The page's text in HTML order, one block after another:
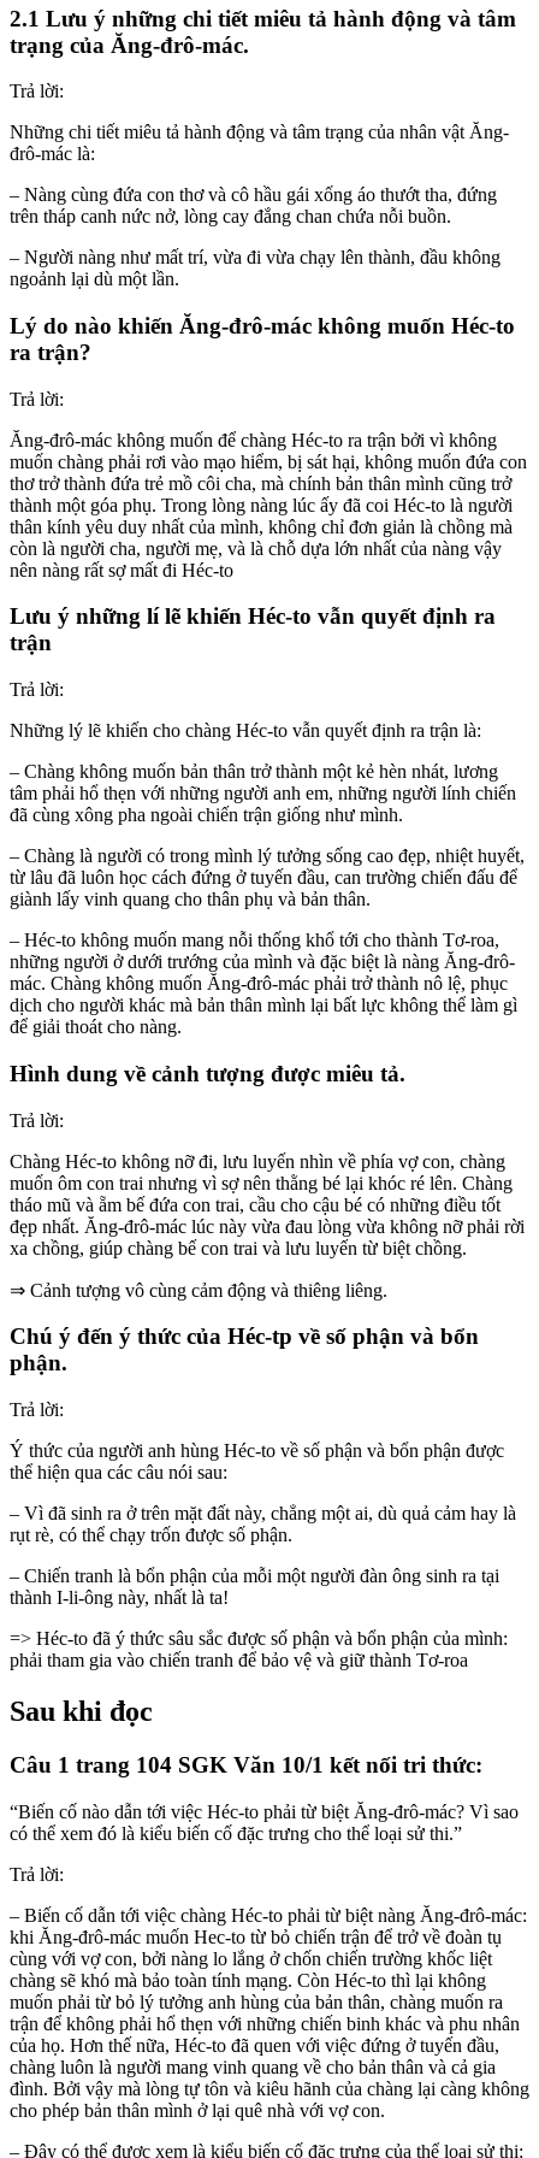
2.1 Lưu ý những chi tiết miêu tả hành động và tâm
trạng của Ăng-đrô-mác.
Trả lời:
Những chi tiết miêu tả hành động và tâm trạng của nhân vật Ăng-
đrô-mác là:
– Nàng cùng đứa con thơ và cô hầu gái xống áo thướt tha, đứng
trên tháp canh nức nở, lòng cay đắng chan chứa nỗi buồn.
– Người nàng như mất trí, vừa đi vừa chạy lên thành, đầu không
ngoảnh lại dù một lần.
Lý do nào khiến Ăng-đrô-mác không muốn Héc-to
ra trận?
Trả lời:
Ăng-đrô-mác không muốn để chàng Héc-to ra trận bởi vì không
muốn chàng phải rơi vào mạo hiểm, bị sát hại, không muốn đứa con
thơ trở thành đứa trẻ mồ côi cha, mà chính bản thân mình cũng trở
thành một góa phụ. Trong lòng nàng lúc ấy đã coi Héc-to là người
thân kính yêu duy nhất của mình, không chỉ đơn giản là chồng mà
còn là người cha, người mẹ, và là chỗ dựa lớn nhất của nàng vậy
nên nàng rất sợ mất đi Héc-to
Lưu ý những lí lẽ khiến Héc-to vẫn quyết định ra
trận
Trả lời:
Những lý lẽ khiến cho chàng Héc-to vẫn quyết định ra trận là:
– Chàng không muốn bản thân trở thành một kẻ hèn nhát, lương
tâm phải hổ thẹn với những người anh em, những người lính chiến
đã cùng xông pha ngoài chiến trận giống như mình.
– Chàng là người có trong mình lý tưởng sống cao đẹp, nhiệt huyết,
từ lâu đã luôn học cách đứng ở tuyến đầu, can trường chiến đấu để
giành lấy vinh quang cho thân phụ và bản thân.
– Héc-to không muốn mang nỗi thống khổ tới cho thành Tơ-roa,
những người ở dưới trướng của mình và đặc biệt là nàng Ăng-đrô-
mác. Chàng không muốn Ăng-đrô-mác phải trở thành nô lệ, phục
dịch cho người khác mà bản thân mình lại bất lực không thể làm gì
để giải thoát cho nàng.
Hình dung về cảnh tượng được miêu tả.
Trả lời:
Chàng Héc-to không nỡ đi, lưu luyến nhìn về phía vợ con, chàng
muốn ôm con trai nhưng vì sợ nên thằng bé lại khóc ré lên. Chàng
tháo mũ và ẵm bế đứa con trai, cầu cho cậu bé có những điều tốt
đẹp nhất. Ăng-đrô-mác lúc này vừa đau lòng vừa không nỡ phải rời
xa chồng, giúp chàng bế con trai và lưu luyến từ biệt chồng.
⇒ Cảnh tượng vô cùng cảm động và thiêng liêng.
Chú ý đến ý thức của Héc-tp về số phận và bổn
phận.
Trả lời:
Ý thức của người anh hùng Héc-to về số phận và bổn phận được
thể hiện qua các câu nói sau:
– Vì đã sinh ra ở trên mặt đất này, chẳng một ai, dù quả cảm hay là
rụt rè, có thể chạy trốn được số phận.
– Chiến tranh là bổn phận của mỗi một người đàn ông sinh ra tại
thành I-li-ông này, nhất là ta!
=> Héc-to đã ý thức sâu sắc được số phận và bổn phận của mình:
phải tham gia vào chiến tranh để bảo vệ và giữ thành Tơ-roa
Sau khi đọc
Câu 1 trang 104 SGK Văn 10/1 kết nối tri thức:
“Biến cố nào dẫn tới việc Héc-to phải từ biệt Ăng-đrô-mác? Vì sao
có thể xem đó là kiểu biến cố đặc trưng cho thể loại sử thi.”
Trả lời:
– Biến cố dẫn tới việc chàng Héc-to phải từ biệt nàng Ăng-đrô-mác:
khi Ăng-đrô-mác muốn Hec-to từ bỏ chiến trận để trở về đoàn tụ
cùng với vợ con, bởi nàng lo lắng ở chốn chiến trường khốc liệt
chàng sẽ khó mà bảo toàn tính mạng. Còn Héc-to thì lại không
muốn phải từ bỏ lý tưởng anh hùng của bản thân, chàng muốn ra
trận để không phải hổ thẹn với những chiến binh khác và phu nhân
của họ. Hơn thế nữa, Héc-to đã quen với việc đứng ở tuyến đầu,
chàng luôn là người mang vinh quang về cho bản thân và cả gia
đình. Bởi vậy mà lòng tự tôn và kiêu hãnh của chàng lại càng không
cho phép bản thân mình ở lại quê nhà với vợ con.
– Đây có thể được xem là kiểu biến cố đặc trưng của thể loại sử thi: